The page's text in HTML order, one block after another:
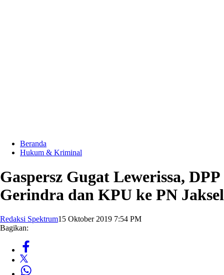
Beranda
Hukum & Kriminal
Gaspersz Gugat Lewerissa, DPP
Gerindra dan KPU ke PN Jaksel
Redaksi Spektrum15 Oktober 2019 7:54 PM
Bagikan: